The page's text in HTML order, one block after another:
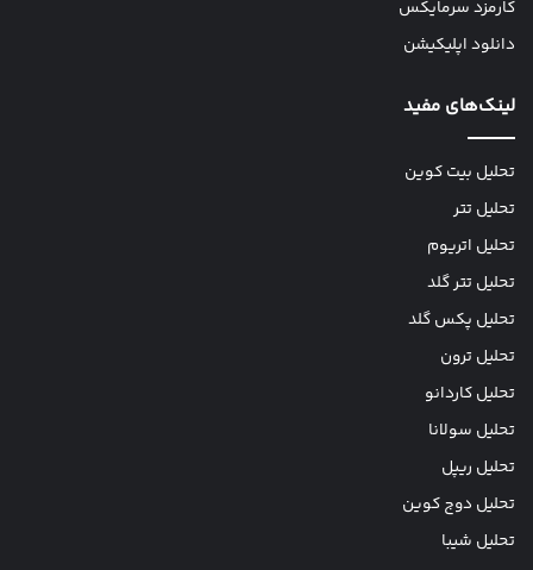
کارمزد سرمایکس
دانلود اپلیکیشن
لینک‌های مفید
تحلیل بیت کوین
تحلیل تتر
تحلیل اتریوم
تحلیل تتر گلد
تحلیل پکس گلد
تحلیل ترون
تحلیل کاردانو
تحلیل سولانا
تحلیل ریپل
تحلیل دوج کوین
تحلیل شیبا